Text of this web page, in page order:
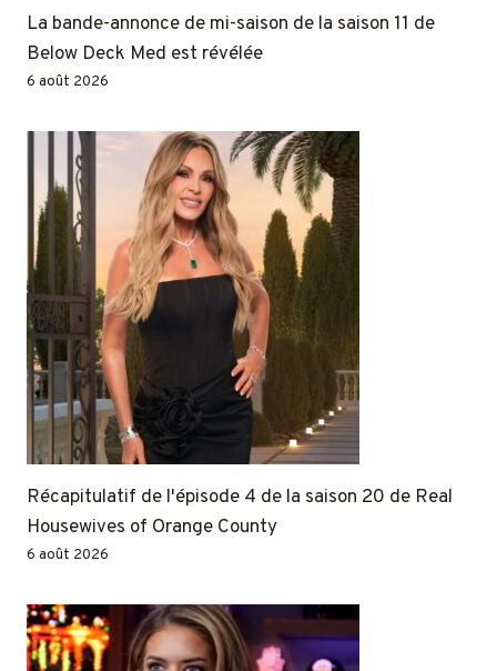
La bande-annonce de mi-saison de la saison 11 de
Below Deck Med est révélée
6 août 2026
Récapitulatif de l'épisode 4 de la saison 20 de Real
Housewives of Orange County
6 août 2026